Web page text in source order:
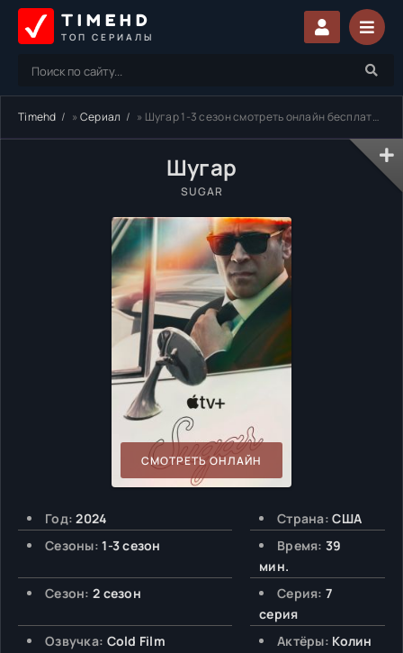
TIMEHD
ТОП СЕРИАЛЫ
Timehd »Сериал » Шугар 1-3 сезон смотреть онлайн бесплатно
Шугар
SUGAR
СМОТРЕТЬ ОНЛАЙН
Год: 2024 Страна: США
Сезоны: 1-3 сезон Время: 39
мин.
Сезон: 2 сезон Серия: 7
серия
Озвучка: Cold Film Актёры: Колин